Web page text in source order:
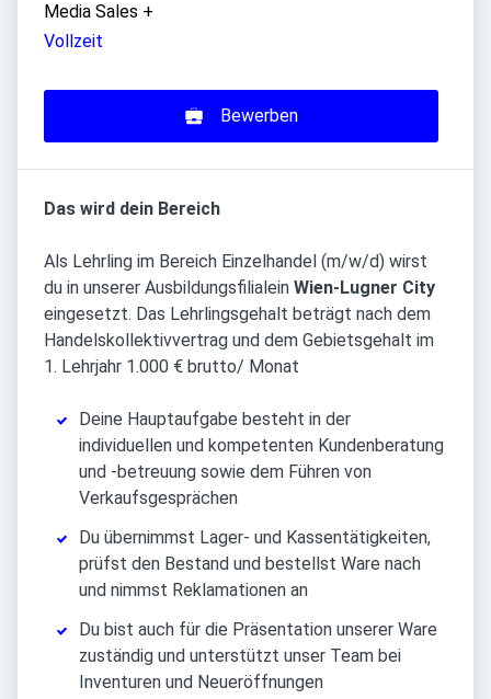
Media Sales +
Vollzeit
Bewerben
Das wird dein Bereich
Als Lehrling im Bereich Einzelhandel (m/w/d) wirst
du in unserer Ausbildungsfilialein Wien-Lugner City
eingesetzt. Das Lehrlingsgehalt beträgt nach dem
Handelskollektivvertrag und dem Gebietsgehalt im
1. Lehrjahr 1.000 € brutto/ Monat
Deine Hauptaufgabe besteht in der
individuellen und kompetenten Kundenberatung
und -betreuung sowie dem Führen von
Verkaufsgesprächen
Du übernimmst Lager- und Kassentätigkeiten,
prüfst den Bestand und bestellst Ware nach
und nimmst Reklamationen an
Du bist auch für die Präsentation unserer Ware
zuständig und unterstützt unser Team bei
Inventuren und Neueröffnungen